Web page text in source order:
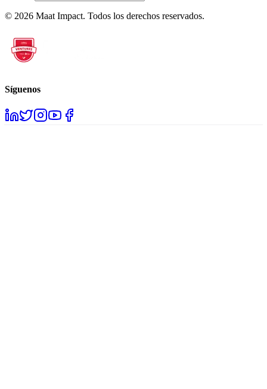
© 2026 Maat Impact. Todos los derechos reservados.
Síguenos